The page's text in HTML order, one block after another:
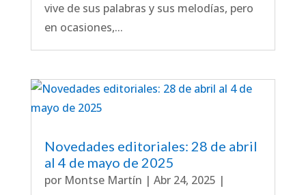
vive de sus palabras y sus melodías, pero
en ocasiones,...
Novedades editoriales: 28 de abril
al 4 de mayo de 2025
por Montse Martín | Abr 24, 2025 |